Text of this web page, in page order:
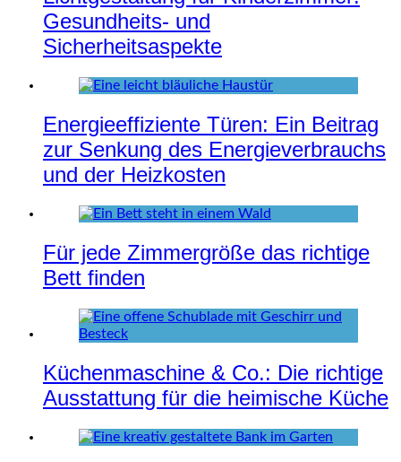
Gesundheits- und
Sicherheitsaspekte
Energieeffiziente Türen: Ein Beitrag
zur Senkung des Energieverbrauchs
und der Heizkosten
Für jede Zimmergröße das richtige
Bett finden
Küchenmaschine & Co.: Die richtige
Ausstattung für die heimische Küche